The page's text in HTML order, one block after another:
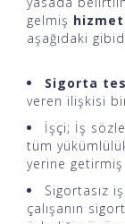
gelmiş
aşağıdaki
Sigorta
veren ilişkisi
İşçi; İş
tüm
yerine getirmiş
Sigortasız
çalışanın